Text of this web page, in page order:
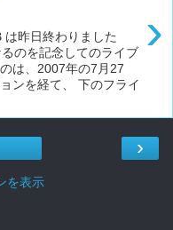
›
昨日終わりました
のを記念してのライブ
は、2007年の7月27
ンを経て、 下のフライ
›
を表示